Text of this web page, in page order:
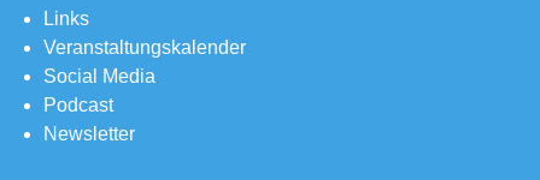
Links
Veranstaltungskalender
Social Media
Podcast
Newsletter